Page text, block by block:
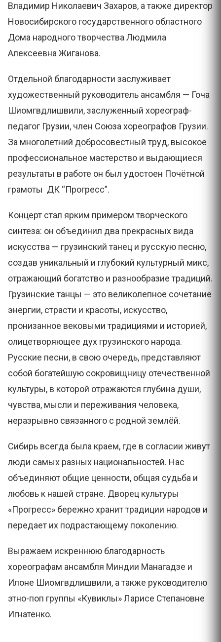
Владимир Николаевич Захаров, а также директор
Новосибирского государственного областного
Дома народного творчества Людмила
Алексеевна Жиганова.
Отдельной благодарности заслуживает
художественный руководитель ансамбля — Гоча
Шиомгвдлишвили, заслуженный хореограф-
педагог Грузии, член Союза хореографов Грузии.
За многолетний добросовестный труд, высокое
профессиональное мастерство и выдающиеся
результаты в работе он был удостоен Почётной
грамоты ДК “Прогресс”.
Концерт стал ярким примером творческого
синтеза: он объединил два прекрасных вида
искусства — грузинский танец и русскую песню,
создав уникальный и глубокий культурный микс,
отражающий богатство и разнообразие традиций.
Грузинские танцы — это великолепное сочетание
энергии, страсти и красоты, искусство,
пронизанное вековыми традициями и историей,
олицетворяющее дух грузинского народа.
Русские песни, в свою очередь, представляют
собой богатейшую сокровищницу отечественной
культуры, в которой отражаются глубина души,
чувства, мысли и переживания человека,
неразрывно связанного с родной землёй.
Сибирь всегда была краем, где в согласии живут
люди самых разных национальностей. Нас
объединяют общие ценности, общая судьба и
любовь к нашей стране. Дворец культуры
«Прогресс» бережно хранит традиции народов и
передает их подрастающему поколению.
Выражаем искреннюю благодарность
хореографам ансамбля Миндии Манагадзе и
Илоне Шиомгвдлишвили, а также руководителю
этно-поп группы «Кувиклы» Ларисе Степановне
Игнатенко.